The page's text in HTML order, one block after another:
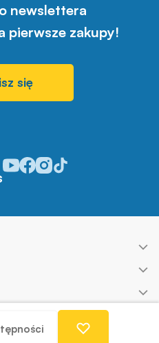
newslettera
pierwsze zakupy!
się
Odwiedź nasz profil w serwisie
Odwiedź nasz profil w
Odwiedź nasz profil w
Odwiedź nasz profil w